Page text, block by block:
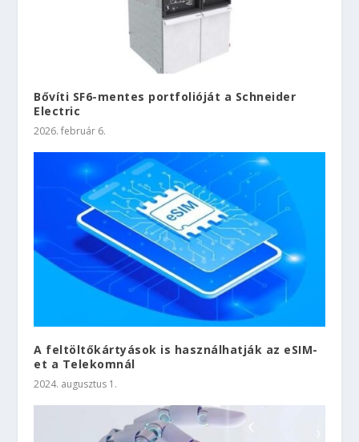
Bővíti SF6-mentes portfolióját a Schneider
Electric
2026. február 6.
A feltöltőkártyások is használhatják az eSIM-
et a Telekomnál
2024. augusztus 1.